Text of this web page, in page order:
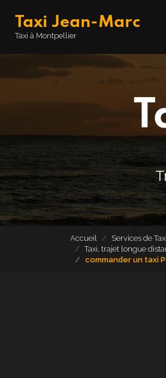
contenu
Taxi Jean-Marc
Taxi à Montpellier
Accueil
Services de
Taxi, trajet longue
commander un taxi